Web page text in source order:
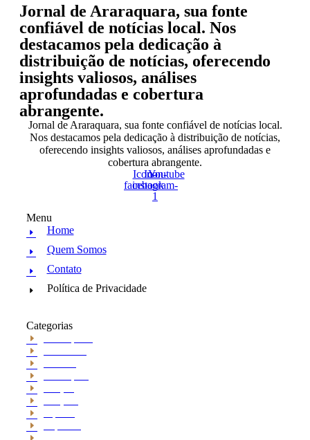
Jornal de Araraquara, sua fonte
confiável de notícias local. Nos
destacamos pela dedicação à
distribuição de notícias, oferecendo
insights valiosos, análises
aprofundadas e cobertura
abrangente.
Jornal de Araraquara, sua fonte confiável de notícias local.
Nos destacamos pela dedicação à distribuição de notícias,
oferecendo insights valiosos, análises aprofundadas e
cobertura abrangente.
Icon-
facebook
Icon-
instagram-
1
Youtube
Menu
Home
Quem Somos
Contato
Política de Privacidade
Categorias